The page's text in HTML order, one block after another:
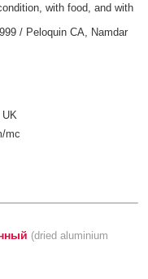
with food, and with
/ Peloquin CA, Namdar
mc
(dried aluminium